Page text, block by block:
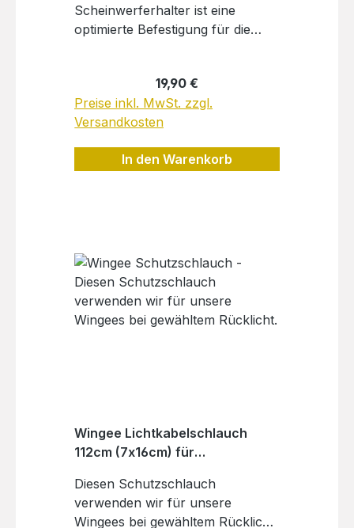
Scheinwerferhalter ist eine
optimierte Befestigung für die
Wingee. Dieser Halter bietet
keinen Platz für die
Frontreflektormontage direkt am
funktioniert nicht mit Supernova
GMBHIndustriestr.. 2679194
GundelfingenDeutschland E-Mail:
INFO@SUPERNOVA-
LIGHTS.COM
Regulärer Preis:
19,90 €
Preise inkl. MwSt. zzgl.
Versandkosten
In den Warenkorb
Wingee Lichtkabelschlauch
112cm (7x16cm) für
Diesen Schutzschlauch
verwenden wir für unsere
Wingees bei gewähltem Rücklicht.